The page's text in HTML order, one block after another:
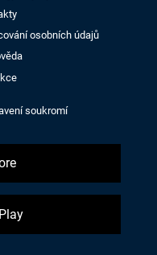
osobních údajů
soukromí